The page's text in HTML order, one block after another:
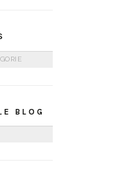
BLOG